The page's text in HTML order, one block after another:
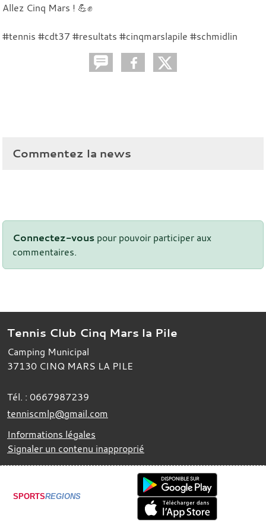
Allez Cinq Mars ! 💪✊
#tennis #cdt37 #resultats #cinqmarslapile #schmidlin
Commentez la news
Connectez-vous pour pouvoir participer aux
commentaires.
Tennis Club Cinq Mars la Pile
Camping Municipal
37130 CINQ MARS LA PILE
Tél. : 0667987239
tenniscmlp@gmail.com
Informations légales
Signaler un contenu inapproprié
SPORTSREGIONS